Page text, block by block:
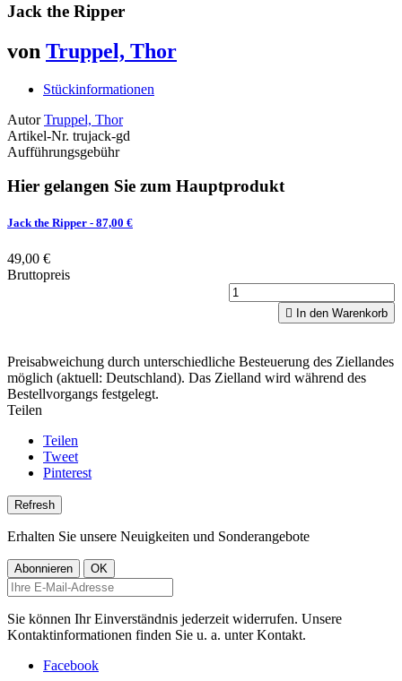
Jack the Ripper
von Truppel, Thor
Stückinformationen
Autor Truppel, Thor
Artikel-Nr. trujack-gd
Aufführungsgebühr
Hier gelangen Sie zum Hauptprodukt
Jack the Ripper - 87,00 €
49,00 €
Bruttopreis
 In den Warenkorb
Preisabweichung durch unterschiedliche Besteuerung des Ziellandes
möglich (aktuell: Deutschland). Das Zielland wird während des
Bestellvorgangs festgelegt.
Teilen
Teilen
Tweet
Pinterest
Erhalten Sie unsere Neuigkeiten und Sonderangebote
Sie können Ihr Einverständnis jederzeit widerrufen. Unsere
Kontaktinformationen finden Sie u. a. unter Kontakt.
Facebook